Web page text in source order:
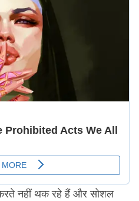
नहीं थक रहे हैं और सोशल